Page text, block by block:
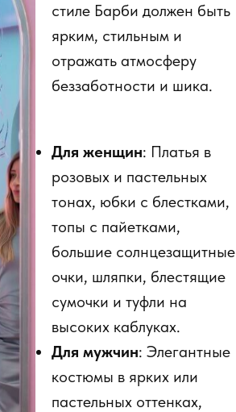
стиле Барби должен быть
ярким, стильным и
отражать атмосферу
беззаботности и шика.
Для женщин: Платья в
розовых и пастельных
тонах, юбки с блестками,
топы с пайетками,
большие солнцезащитные
очки, шляпки, блестящие
сумочки и туфли на
высоких каблуках.
Для мужчин: Элегантные
костюмы в ярких или
пастельных оттенках,